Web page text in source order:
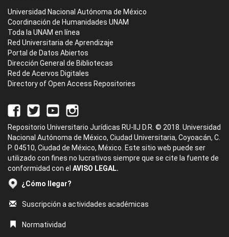
Universidad Nacional Autónoma de México
Coordinación de Humanidades UNAM
Toda la UNAM en línea
Red Universitaria de Aprendizaje
Portal de Datos Abiertos
Dirección General de Bibliotecas
Red de Acervos Digitales
Directory of Open Access Repositories
Repositorio Universitario Jurídicas RU-IIJ D.R. © 2018. Universidad
Nacional Autónoma de México, Ciudad Universitaria, Coyoacán, C.
P. 04510, Ciudad de México, México. Este sitio web puede ser
utilizado con fines no lucrativos siempre que se cite la fuente de
conformidad con el AVISO LEGAL.
¿Cómo llegar?
Suscripción a actividades académicas
Normatividad